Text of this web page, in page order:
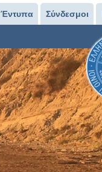
Έντυπα Σύνδεσμοι